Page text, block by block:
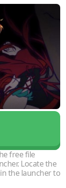
free file
Locate the
the launcher to